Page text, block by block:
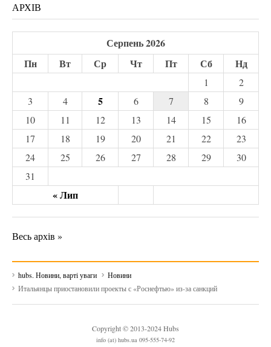
АРХІВ
Серпень 2026
Пн
Вт Ср Чт Пт Сб Нд
« Лип
1
2
3
4 5 6 7 8
9
10
11 12 13 14 15
16
17
18 19 20 21 22
23
24
25 26 27 28 29
30
31
Весь архів »
hubs. Новини, варті уваги
Новини
Итальянцы приостановили проекты с «Роснефтью» из-за санкций
Copyright © 2013-2024 Hubs
info (at) hubs.ua 095-555-74-92